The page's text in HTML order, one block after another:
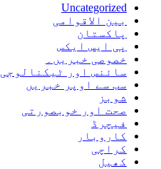
Uncategorized
بین الاقوامی
پاکستان
پی ایس ایکس
خصوصی خبریں۔
سائنس اور ٹیکنالوجی
سب سے اوپر خبریں
شوبز
صحت اور خوبصورتی
فیچرڈ
کاروبار
کراچی
کھیل